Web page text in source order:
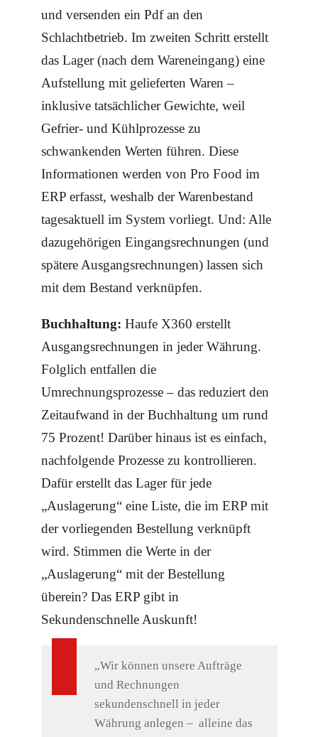
und versenden ein Pdf an den
Schlachtbetrieb. Im zweiten Schritt erstellt
das Lager (nach dem Wareneingang) eine
Aufstellung mit gelieferten Waren –
inklusive tatsächlicher Gewichte, weil
Gefrier- und Kühlprozesse zu
schwankenden Werten führen. Diese
Informationen werden von Pro Food im
ERP erfasst, weshalb der Warenbestand
tagesaktuell im System vorliegt. Und: Alle
dazugehörigen Eingangsrechnungen (und
spätere Ausgangsrechnungen) lassen sich
mit dem Bestand verknüpfen.
Buchhaltung: Haufe X360 erstellt
Ausgangsrechnungen in jeder Währung.
Folglich entfallen die
Umrechnungsprozesse – das reduziert den
Zeitaufwand in der Buchhaltung um rund
75 Prozent! Darüber hinaus ist es einfach,
nachfolgende Prozesse zu kontrollieren.
Dafür erstellt das Lager für jede
„Auslagerung“ eine Liste, die im ERP mit
der vorliegenden Bestellung verknüpft
wird. Stimmen die Werte in der
„Auslagerung“ mit der Bestellung
überein? Das ERP gibt in
Sekundenschnelle Auskunft!
„Wir können unsere Aufträge
und Rechnungen
sekundenschnell in jeder
Währung anlegen – alleine das